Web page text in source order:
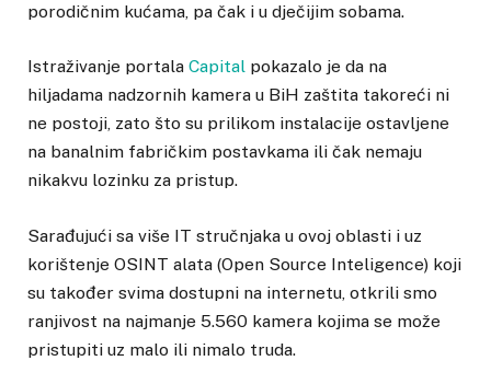
porodičnim kućama, pa čak i u dječijim sobama.
Istraživanje portala Capital pokazalo je da na
hiljadama nadzornih kamera u BiH zaštita takoreći ni
ne postoji, zato što su prilikom instalacije ostavljene
na banalnim fabričkim postavkama ili čak nemaju
nikakvu lozinku za pristup.
Sarađujući sa više IT stručnjaka u ovoj oblasti i uz
korištenje OSINT alata (Open Source Inteligence) koji
su također svima dostupni na internetu, otkrili smo
ranjivost na najmanje 5.560 kamera kojima se može
pristupiti uz malo ili nimalo truda.